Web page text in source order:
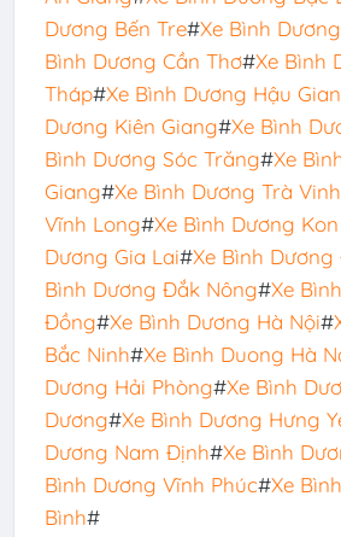
Dương Bến Tre#Xe Bình
Bình Dương Cần Thơ#Xe Bình
Tháp#Xe Bình Dương Hậu
Dương Kiên Giang#Xe Bình
Bình Dương Sóc Trăng#Xe
Giang#Xe Bình Dương Trà Vinh
Vĩnh Long#Xe Bình Dương
Dương Gia Lai#Xe Bình
Bình Dương Đắk Nông#Xe
Đồng#Xe Bình Dương Hà Nội#
Bắc Ninh#Xe Bình Duong Hà
Dương Hải Phòng#Xe Bình
Dương#Xe Bình Dương Hưng
Dương Nam Định#Xe Bình
Bình Dương Vĩnh Phúc#Xe
Bình#